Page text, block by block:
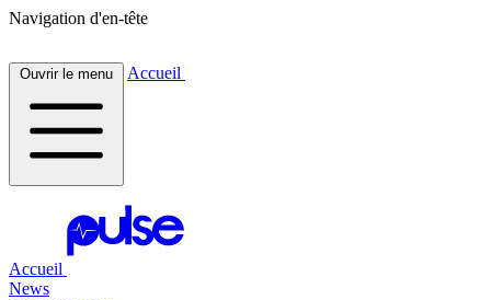
Navigation d'en-tête
Ouvrir le menu Accueil
Accueil
News